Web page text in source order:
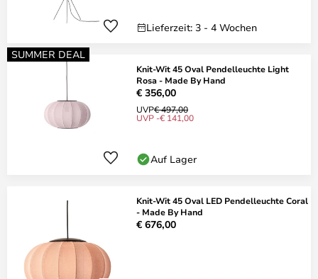
Lieferzeit: 3 - 4 Wochen
SUMMER DEAL
Knit-Wit 45 Oval Pendelleuchte Light
Rosa - Made By Hand
€ 356,00
UVP€ 497,00
UVP -€ 141,00
Auf Lager
Knit-Wit 45 Oval LED Pendelleuchte Coral
- Made By Hand
€ 676,00